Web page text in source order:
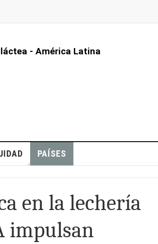
- América Latina
PAÍSES
en la lechería
impulsan